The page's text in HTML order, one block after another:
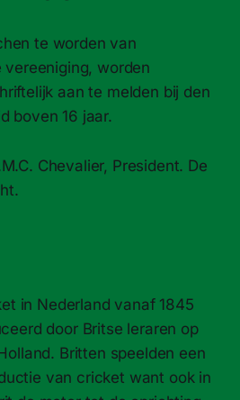
te worden van
vereeniging, worden
aan te melden bij den
boven 16 jaar.
Chevalier, President. De
in Nederland vanaf 1845
door Britse leraren op
Britten speelden een
van cricket want ook in